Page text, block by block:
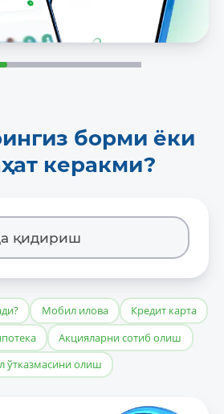
борми ёки
керакми?
Мобил илова
Кредит карта
Акцияларни сотиб олиш
ўтказмасини олиш